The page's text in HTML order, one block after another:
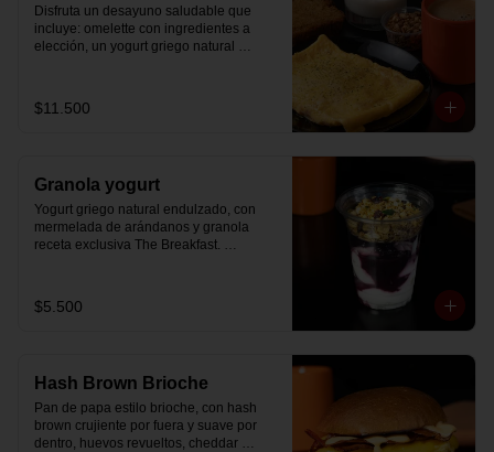
Disfruta un desayuno saludable que
incluye: omelette con ingredientes a
elección, un yogurt griego natural
Breakfast y granola (endulzada con
miel), más un café o té a elección y un
$11.500
Granola yogurt
Yogurt griego natural endulzado, con
mermelada de arándanos y granola
receta exclusiva The Breakfast.
$5.500
Hash Brown Brioche
Pan de papa estilo brioche, con hash
brown crujiente por fuera y suave por
dentro, huevos revueltos, cheddar